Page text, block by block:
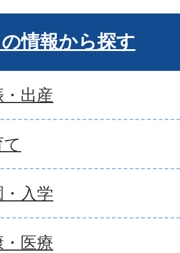
情報から探す
・出産
・入学
医療